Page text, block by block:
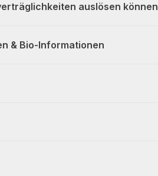
auslösen können
& Bio-Informationen